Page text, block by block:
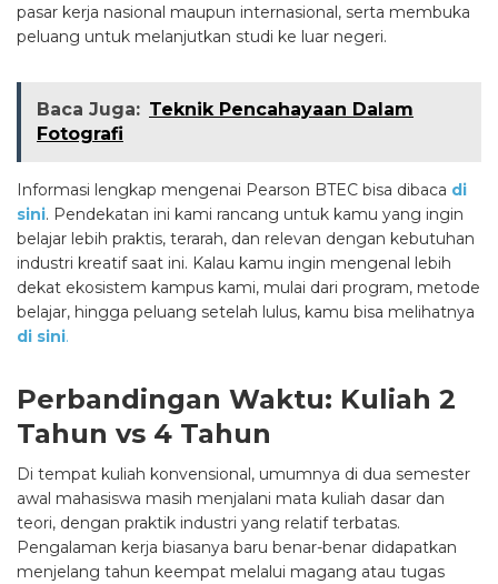
pasar kerja nasional maupun internasional, serta membuka
peluang untuk melanjutkan studi ke luar negeri.
Baca Juga: Teknik Pencahayaan Dalam
Fotografi
Informasi lengkap mengenai Pearson BTEC bisa dibaca di
sini. Pendekatan ini kami rancang untuk kamu yang ingin
belajar lebih praktis, terarah, dan relevan dengan kebutuhan
industri kreatif saat ini. Kalau kamu ingin mengenal lebih
dekat ekosistem kampus kami, mulai dari program, metode
belajar, hingga peluang setelah lulus, kamu bisa melihatnya
di sini.
Perbandingan Waktu: Kuliah 2
Tahun vs 4 Tahun
Di tempat kuliah konvensional, umumnya di dua semester
awal mahasiswa masih menjalani mata kuliah dasar dan
teori, dengan praktik industri yang relatif terbatas.
Pengalaman kerja biasanya baru benar-benar didapatkan
menjelang tahun keempat melalui magang atau tugas